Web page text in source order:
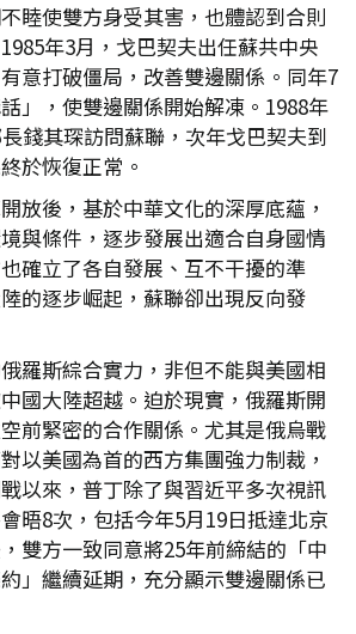
睦使雙方身受其害，也體認到合則
年3月，戈巴契夫出任蘇共中央
意打破僵局，改善雙邊關係 。同年7
」，使雙邊關係開始解凍。1988年
錢其琛訪問蘇聯，次年戈巴契夫到
於恢復正常 。
放後，基於中華文化的深厚底蘊，
與條件，逐步發展出適合自身國情
確立了各自發展、互不干擾的準
的逐步崛起，蘇聯卻出現反向發
羅斯綜合實力，非但不能與美國相
國大陸超越。迫於現實，俄羅斯開
前緊密的合作關係。尤其是俄烏戰
以美國為首的西方集團強力制裁，
以來，普丁除了與習近平多次視訊
晤8次，包括今年5月19日抵達北京
雙方一致同意將25年前締結的「中
」繼續延期，充分顯示雙邊關係已